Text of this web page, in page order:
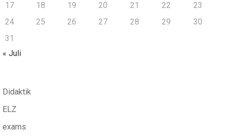
17
18 19 20 21 22
23
24
25 26 27 28 29
30
31
« Juli
Didaktik
ELZ
exams